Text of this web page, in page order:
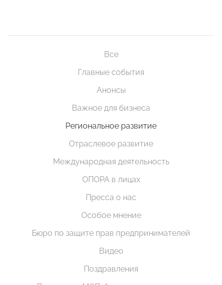
Все
Главные события
Анонсы
Важное для бизнеса
Региональное развитие
Отраслевое развитие
Международная деятельность
ОПОРА в лицах
Пресса о нас
Особое мнение
Бюро по защите прав предпринимателей
Видео
Поздравления